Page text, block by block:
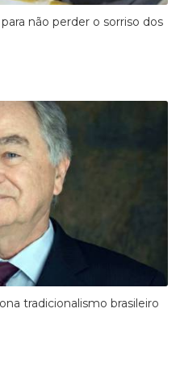
não perder o sorriso dos
tradicionalismo brasileiro